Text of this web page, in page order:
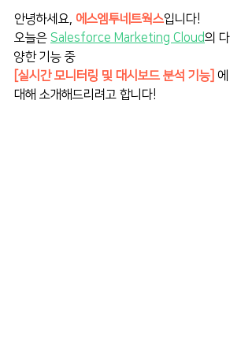
안녕하세요, 에스엠투네트웍스입니다!
오늘은 Salesforce Marketing Cloud의 다
양한 기능 중
[실시간 모니터링 및 대시보드 분석 기능] 에
대해 소개해드리려고 합니다!